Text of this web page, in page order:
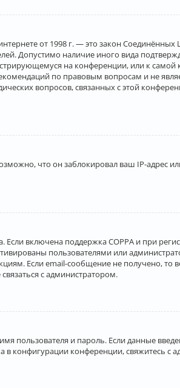
от 1998 г. — это закон
Допустимо наличие иного вида
на конференции, или к
по правовым вопросам и не
вопросов, связанных с этой
что он заблокировал ваш IP-адрес
включена поддержка COPPA и при
пользователями или
Если email-сообщение не получено,
с администратором.
пользователя и пароль. Если данные
конференции, свяжитесь с